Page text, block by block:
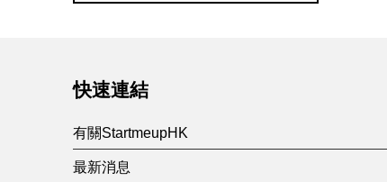
P
)
Skip back to main navigation
快速連結
有關StartmeupHK
最新消息